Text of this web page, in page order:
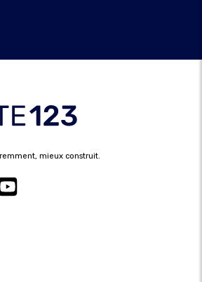
mieux construit.